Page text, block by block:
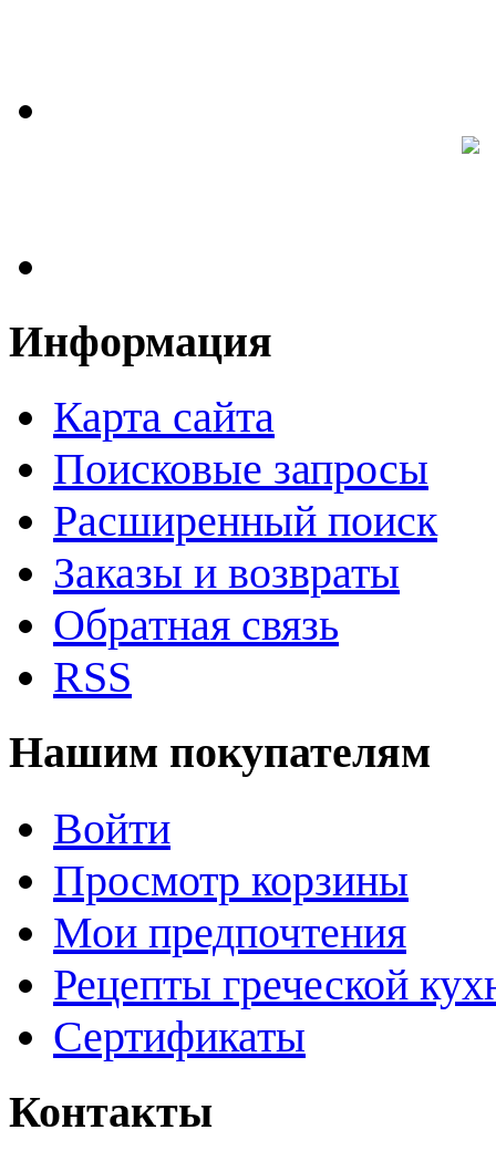
Информация
Карта сайта
Поисковые запросы
Расширенный поиск
Заказы и возвраты
Обратная связь
RSS
Нашим покупателям
Войти
Просмотр корзины
Мои предпочтения
Рецепты греческой
Cертификаты
Контакты